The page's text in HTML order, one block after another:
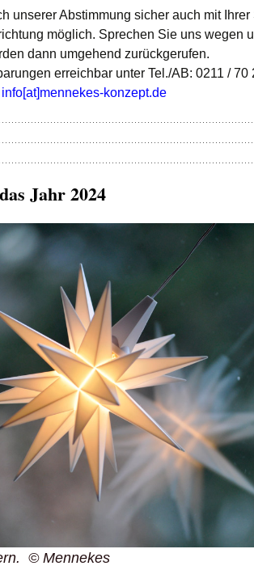
unserer Abstimmung sicher auch mit Ihrer
möglich. Sprechen Sie uns wegen
dann umgehend zurückgerufen.
erreichbar unter Tel./AB: 0211 / 70
info[at]mennekes-konzept.de
Jahr 2024
© Mennekes